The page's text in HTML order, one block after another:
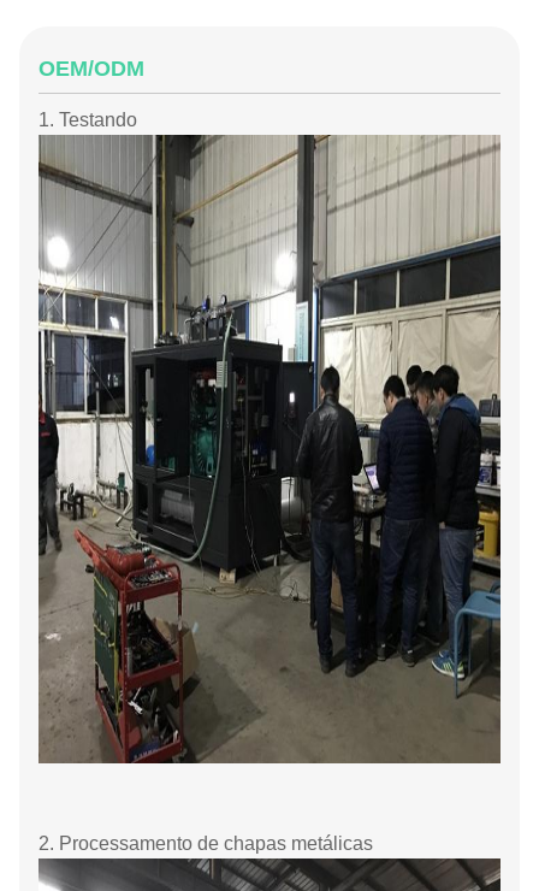
OEM/ODM
1. Testando
2. Processamento de chapas metálicas